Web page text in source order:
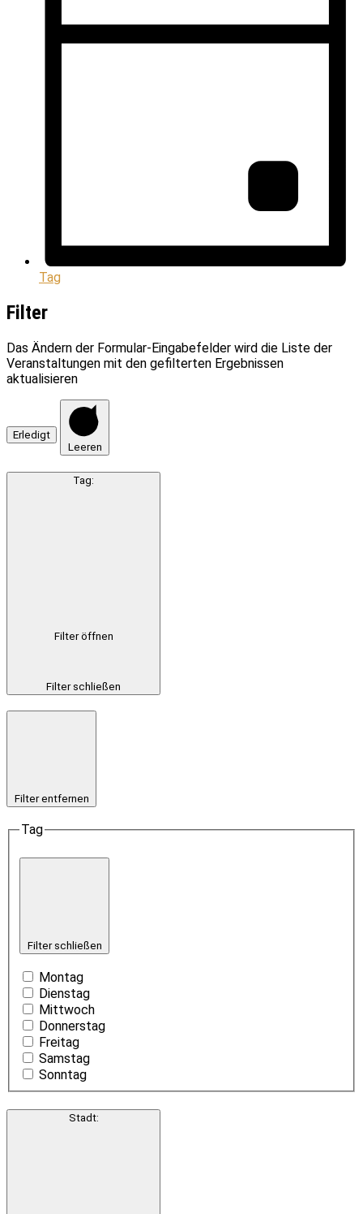
Tag
Filter
Das Ändern der Formular-Eingabefelder wird die Liste der
Veranstaltungen mit den gefilterten Ergebnissen
aktualisieren
Erledigt
Leeren
Tag:
Filter öffnen
Filter schließen
Filter entfernen
Tag
Filter schließen
Montag
Dienstag
Mittwoch
Donnerstag
Freitag
Samstag
Sonntag
Stadt: